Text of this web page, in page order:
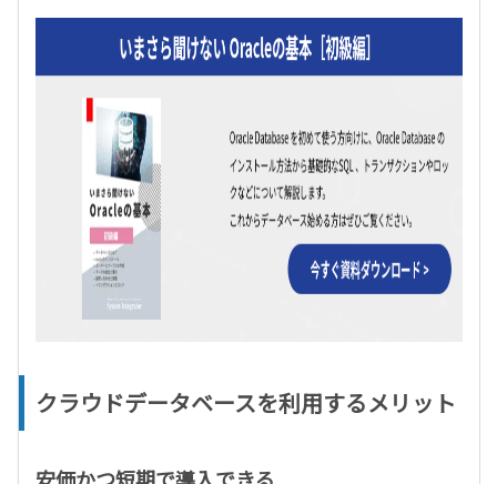
クラウドデータベースを利用するメリット
安価かつ短期で導入できる